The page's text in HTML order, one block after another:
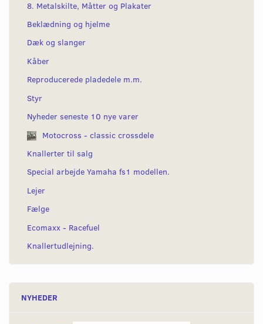
8. Metalskilte, Måtter og Plakater
Beklædning og hjelme
Dæk og slanger
Kåber
Reproducerede pladedele m.m.
Styr
Nyheder seneste 10 nye varer
Motocross - classic crossdele
Knallerter til salg
Special arbejde Yamaha fs1 modellen.
Lejer
Fælge
Ecomaxx - Racefuel
Knallertudlejning.
NYHEDER